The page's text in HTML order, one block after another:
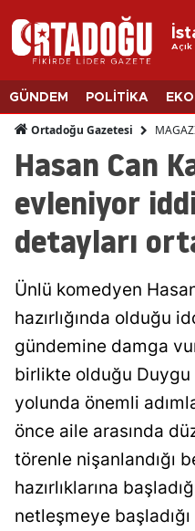
Açık
GÜNDEM POLİTİKA
Ortadoğu Gazetesi
Hasan Can
evleniyor
detayları
Ünlü komedyen
hazırlığında olduğu
gündemine damga
birlikte olduğu
yolunda önemli
önce aile arasında
törenle nişanlandığı
hazırlıklarına
netleşmeye